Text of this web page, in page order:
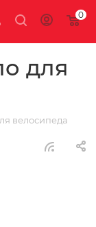
0
для
велосипеда